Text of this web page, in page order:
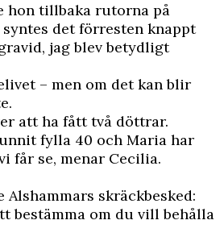
hon tillbaka rutorna på
det förresten knappt
jag blev betydligt
– men om det kan blir
att ha fått två döttrar.
fylla 40 och Maria har
får se, menar Cecilia.
Alshammars skräckbesked:
bestämma om du vill behålla